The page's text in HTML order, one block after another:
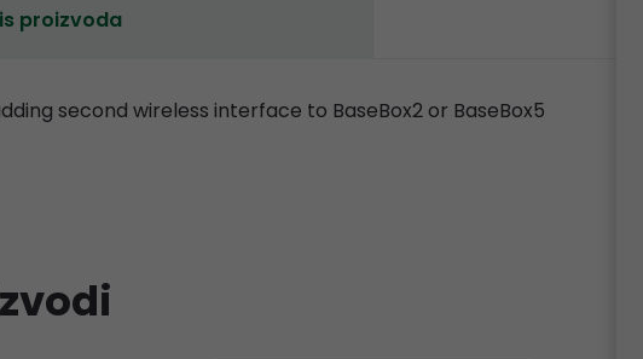
proizvoda
second wireless interface to BaseBox2 or BaseBox5